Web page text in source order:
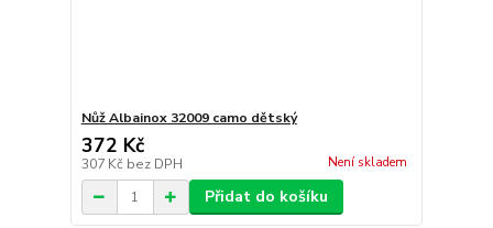
Nůž Albainox 32009 camo dětský
372 Kč
307 Kč bez DPH Není skladem
Přidat do košíku